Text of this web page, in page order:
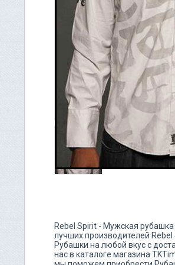
Rebel Spirit - Мужская рубашка
лучших производителей
Рубашки на любой вкус с
нас в каталоге магазина